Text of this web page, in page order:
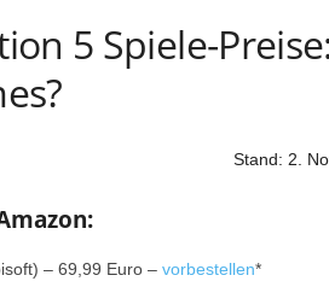
5 Spiele-
Stand: 2.
– 69,99 Euro – vorbestellen*